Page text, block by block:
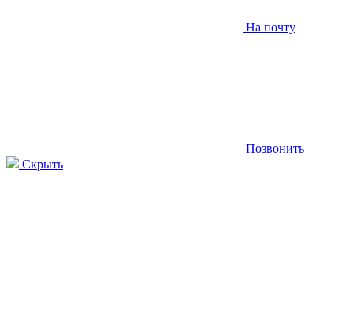
На почту
Позвонить
Скрыть